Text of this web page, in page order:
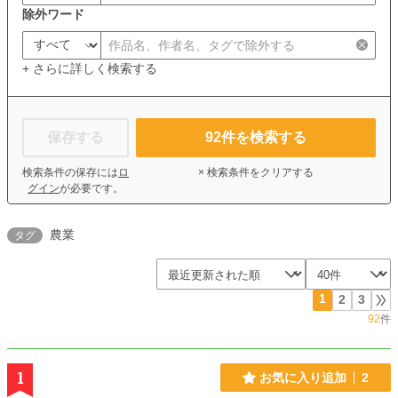
除外ワード
+ さらに詳しく検索する
保存する
検索条件の保存には ロ
グインが必要です。
92件を検索する
× 検索条件をクリアする
タグ 農業
1 2 3
92件
1 お気に入り追加 2